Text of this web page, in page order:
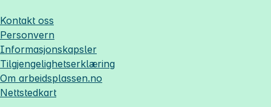
Kontakt oss
Personvern
Informasjonskapsler
Tilgjengelighetserklæring
Om arbeidsplassen.no
Nettstedkart